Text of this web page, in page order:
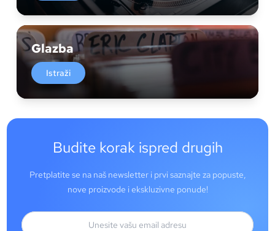
Glazba
Istraži
Budite korak ispred drugih
Pretplatite se na naš newsletter i prvi saznajte za popuste,
nove proizvode i ekskluzivne ponude!